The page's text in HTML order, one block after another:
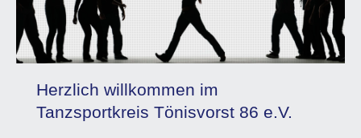
Herzlich willkommen im
Tanzsportkreis Tönisvorst 86 e.V.